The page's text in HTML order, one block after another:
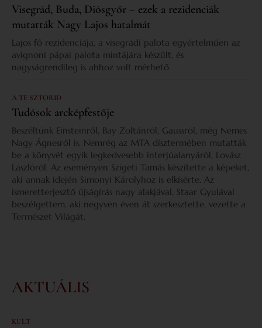
Visegrád, Buda, Diósgyőr – ezek a rezidenciák
mutatták Nagy Lajos hatalmát
Lajos fő rezidenciája, a visegrádi palota egyértelműen az
avignoni pápai palota mintájára készült, és
nagyságrendileg is ahhoz volt mérhető.
A TE SZTORID
Tudósok arcképfestője
Beszéltünk Einsteinről, Bay Zoltánról, Gaussról, még Nemes
Nagy Ágnesről is. Nemrég az MTA dísztermében mutatták
be a könyvét egyik legkedvesebb interjúalanyáról, Lovász
Lászlóról. Az eseményen Szigeti Tamás készítette a képeket,
aki annak idején Simonyi Károlyhoz is elkísérte. Az
ismeretterjesztő újságírás nagy alakjával, Staar Gyulával
beszélgettem, aki negyven éven át szerkesztette, vezette a
Természet Világát.
AKTUÁLIS
KULT